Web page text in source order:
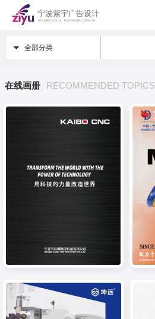
全部分类
在线画册 RECOMMENDED TOPICS